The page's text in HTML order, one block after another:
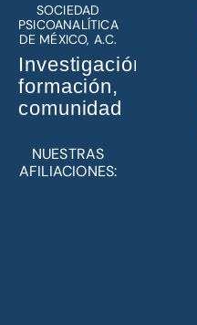
SOCIEDAD
PSICOANALÍTICA
DE MÉXICO, A.C.
Investigación,
formación,
comunidad
NUESTRAS
AFILIACIONES: